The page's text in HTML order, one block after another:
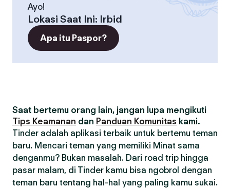
Ayo!
Lokasi Saat Ini: Irbid
Apa itu Paspor?
Saat bertemu orang lain, jangan lupa mengikuti
Tips Keamanan dan Panduan Komunitas kami.
Tinder adalah aplikasi terbaik untuk bertemu teman
baru. Mencari teman yang memiliki Minat sama
denganmu? Bukan masalah. Dari road trip hingga
pasar malam, di Tinder kamu bisa ngobrol dengan
teman baru tentang hal-hal yang paling kamu sukai.